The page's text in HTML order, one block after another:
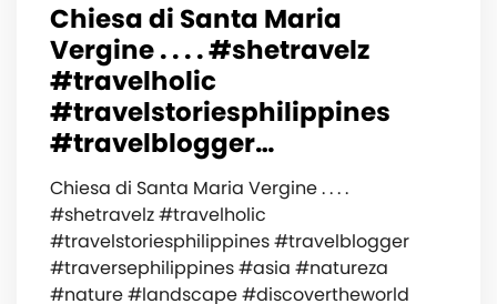
Chiesa di Santa Maria
Vergine . . . . #shetravelz
#travelholic
#travelstoriesphilippines
#travelblogger…
Chiesa di Santa Maria Vergine . . . .
#shetravelz #travelholic
#travelstoriesphilippines #travelblogger
#traversephilippines #asia #natureza
#nature #landscape #discovertheworld